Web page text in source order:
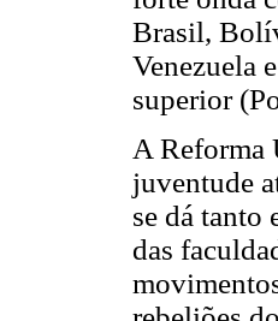
Brasil,
Venezuela
superior
A Reforma
juventude
se dá tanto
das